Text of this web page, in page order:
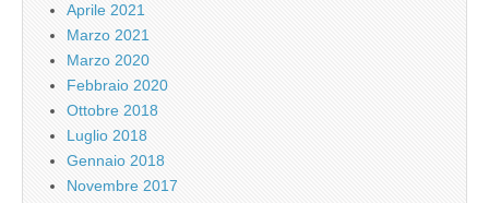
Aprile 2021
Marzo 2021
Marzo 2020
Febbraio 2020
Ottobre 2018
Luglio 2018
Gennaio 2018
Novembre 2017